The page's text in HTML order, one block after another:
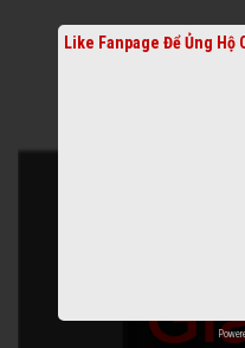
Like Fanpage Để Ủng